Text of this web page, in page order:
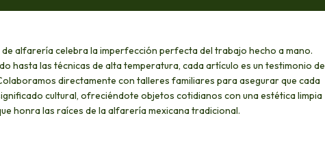
alfarería celebra la imperfección perfecta del trabajo hecho a mano.
hasta las técnicas de alta temperatura, cada artículo es un testimonio de
directamente con talleres familiares para asegurar que cada
cultural, ofreciéndote objetos cotidianos con una estética limpia
honra las raíces de la alfarería mexicana tradicional.